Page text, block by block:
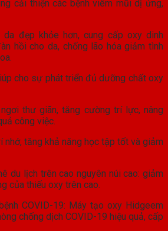
cải thiện các bệnh viêm mũi dị ứng,
đẹp khỏe hơn, cung cấp oxy dinh
hồi cho da, chống lão hóa giảm tình
cho sự phát triển đủ dưỡng chất oxy
thư giãn, tăng cường trí lực, nâng
công việc.
nhớ, tăng khả năng học tập tốt và giảm
du lịch trên cao nguyên núi cao: giảm
của thiếu oxy trên cao.
COVID-19: Máy tạo oxy Hidgeem
chống dịch COVID-19 hiệu quả, cấp